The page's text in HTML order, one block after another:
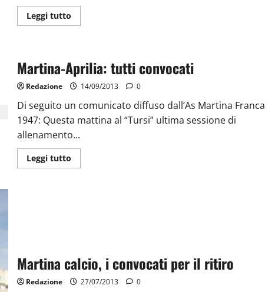
Leggi tutto
Martina-Aprilia: tutti convocati
Redazione 14/09/2013 0
Di seguito un comunicato diffuso dall’As Martina Franca
1947: Questa mattina al “Tursi” ultima sessione di
allenamento...
Leggi tutto
Martina calcio, i convocati per il ritiro
Redazione 27/07/2013 0